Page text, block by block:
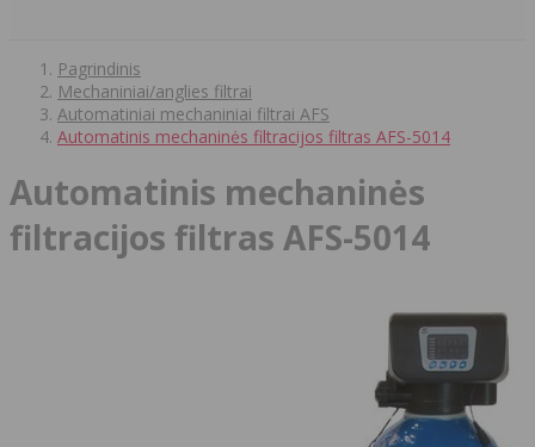
Pagrindinis
Mechaniniai/anglies filtrai
Automatiniai mechaniniai filtrai AFS
Automatinis mechaninės filtracijos filtras AFS-5014
Automatinis mechaninės
filtracijos filtras AFS-5014